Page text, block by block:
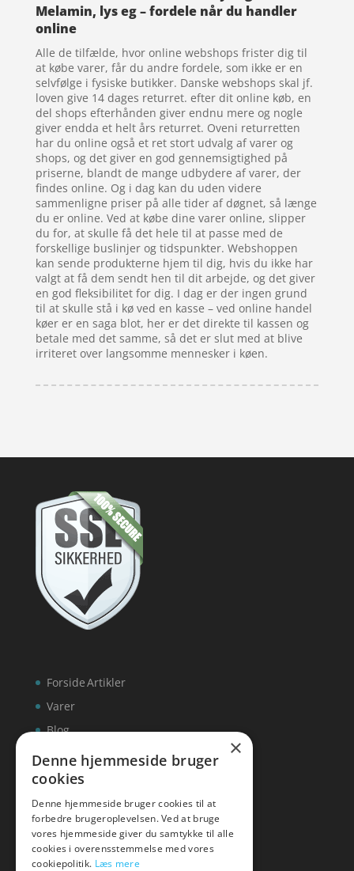
Melamin, lys eg – fordele når du handler
online
Alle de tilfælde, hvor online webshops frister dig til
at købe varer, får du andre fordele, som ikke er en
selvfølge i fysiske butikker. Danske webshops skal jf.
loven give 14 dages returret. efter dit online køb, en
del shops efterhånden giver endnu mere og nogle
giver endda et helt års returret. Oveni returretten
har du online også et ret stort udvalg af varer og
shops, og det giver en god gennemsigtighed på
priserne, blandt de mange udbydere af varer, der
findes online. Og i dag kan du uden videre
sammenligne priser på alle tider af døgnet, så længe
du er online. Ved at købe dine varer online, slipper
du for, at skulle få det hele til at passe med de
forskellige buslinjer og tidspunkter. Webshoppen
kan sende produkterne hjem til dig, hvis du ikke har
valgt at få dem sendt hen til dit arbejde, og det giver
en god fleksibilitet for dig. I dag er der ingen grund
til at skulle stå i kø ved en kasse – ved online handel
køer er en saga blot, her er det direkte til kassen og
betale med det samme, så det er slut med at blive
irriteret over langsomme mennesker i køen.
Forside
Varer
Blog
Kontakt
Artikler
hvidevaremagasinet
Tlf: 7876 8672
×
Denne hjemmeside bruger
cookies
Denne hjemmeside bruger cookies til at
forbedre brugeroplevelsen. Ved at bruge
vores hjemmeside giver du samtykke til alle
cookies i overensstemmelse med vores
cookiepolitik. Læs mere